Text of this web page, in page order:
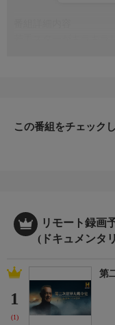
若手スターがキラキラ
この番組をチェック
リモート録画
(ドキュメンタ
1
(1)
第